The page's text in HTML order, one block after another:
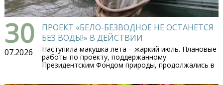
30
07.2026
ПРОЕКТ «БЕЛО-БЕЗВОДНОЕ НЕ ОСТАНЕТСЯ
БЕЗ ВОДЫ!» В ДЕЙСТВИИ
Наступила макушка лета – жаркий июль. Плановые
работы по проекту, поддержанному
Президентским Фондом природы, продолжались в